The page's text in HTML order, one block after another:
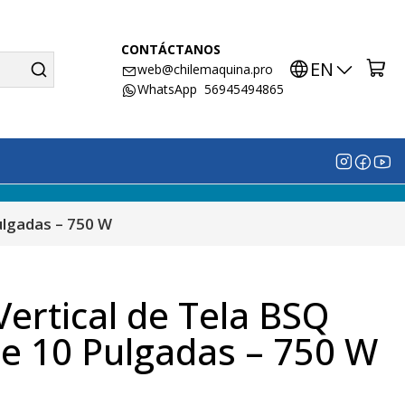
CONTÁCTANOS
web@chilemaquina.pro
WhatsApp 56945494865
EN
– 750 W
de Tela BSQ
10 Pulgadas – 750 W